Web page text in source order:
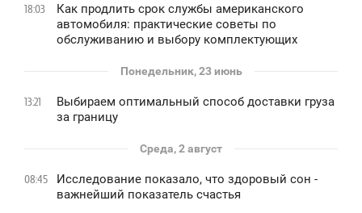
18:03
Как продлить срок службы американского
автомобиля: практические советы по
обслуживанию и выбору комплектующих
Понедельник, 23 июнь
13:21
Выбираем оптимальный способ доставки груза
за границу
Среда, 2 август
08:45
Исследование показало, что здоровый сон -
важнейший показатель счастья